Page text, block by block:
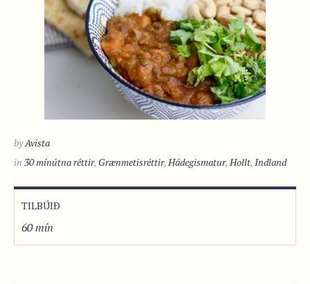
byAvista
in 30 mínútna réttir, Grænmetisréttir,Hádegismatur,Hollt,Indland
TILBÚIÐ
60 mín